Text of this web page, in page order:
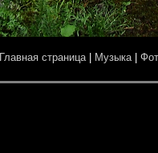
Главная страница| Музыка|